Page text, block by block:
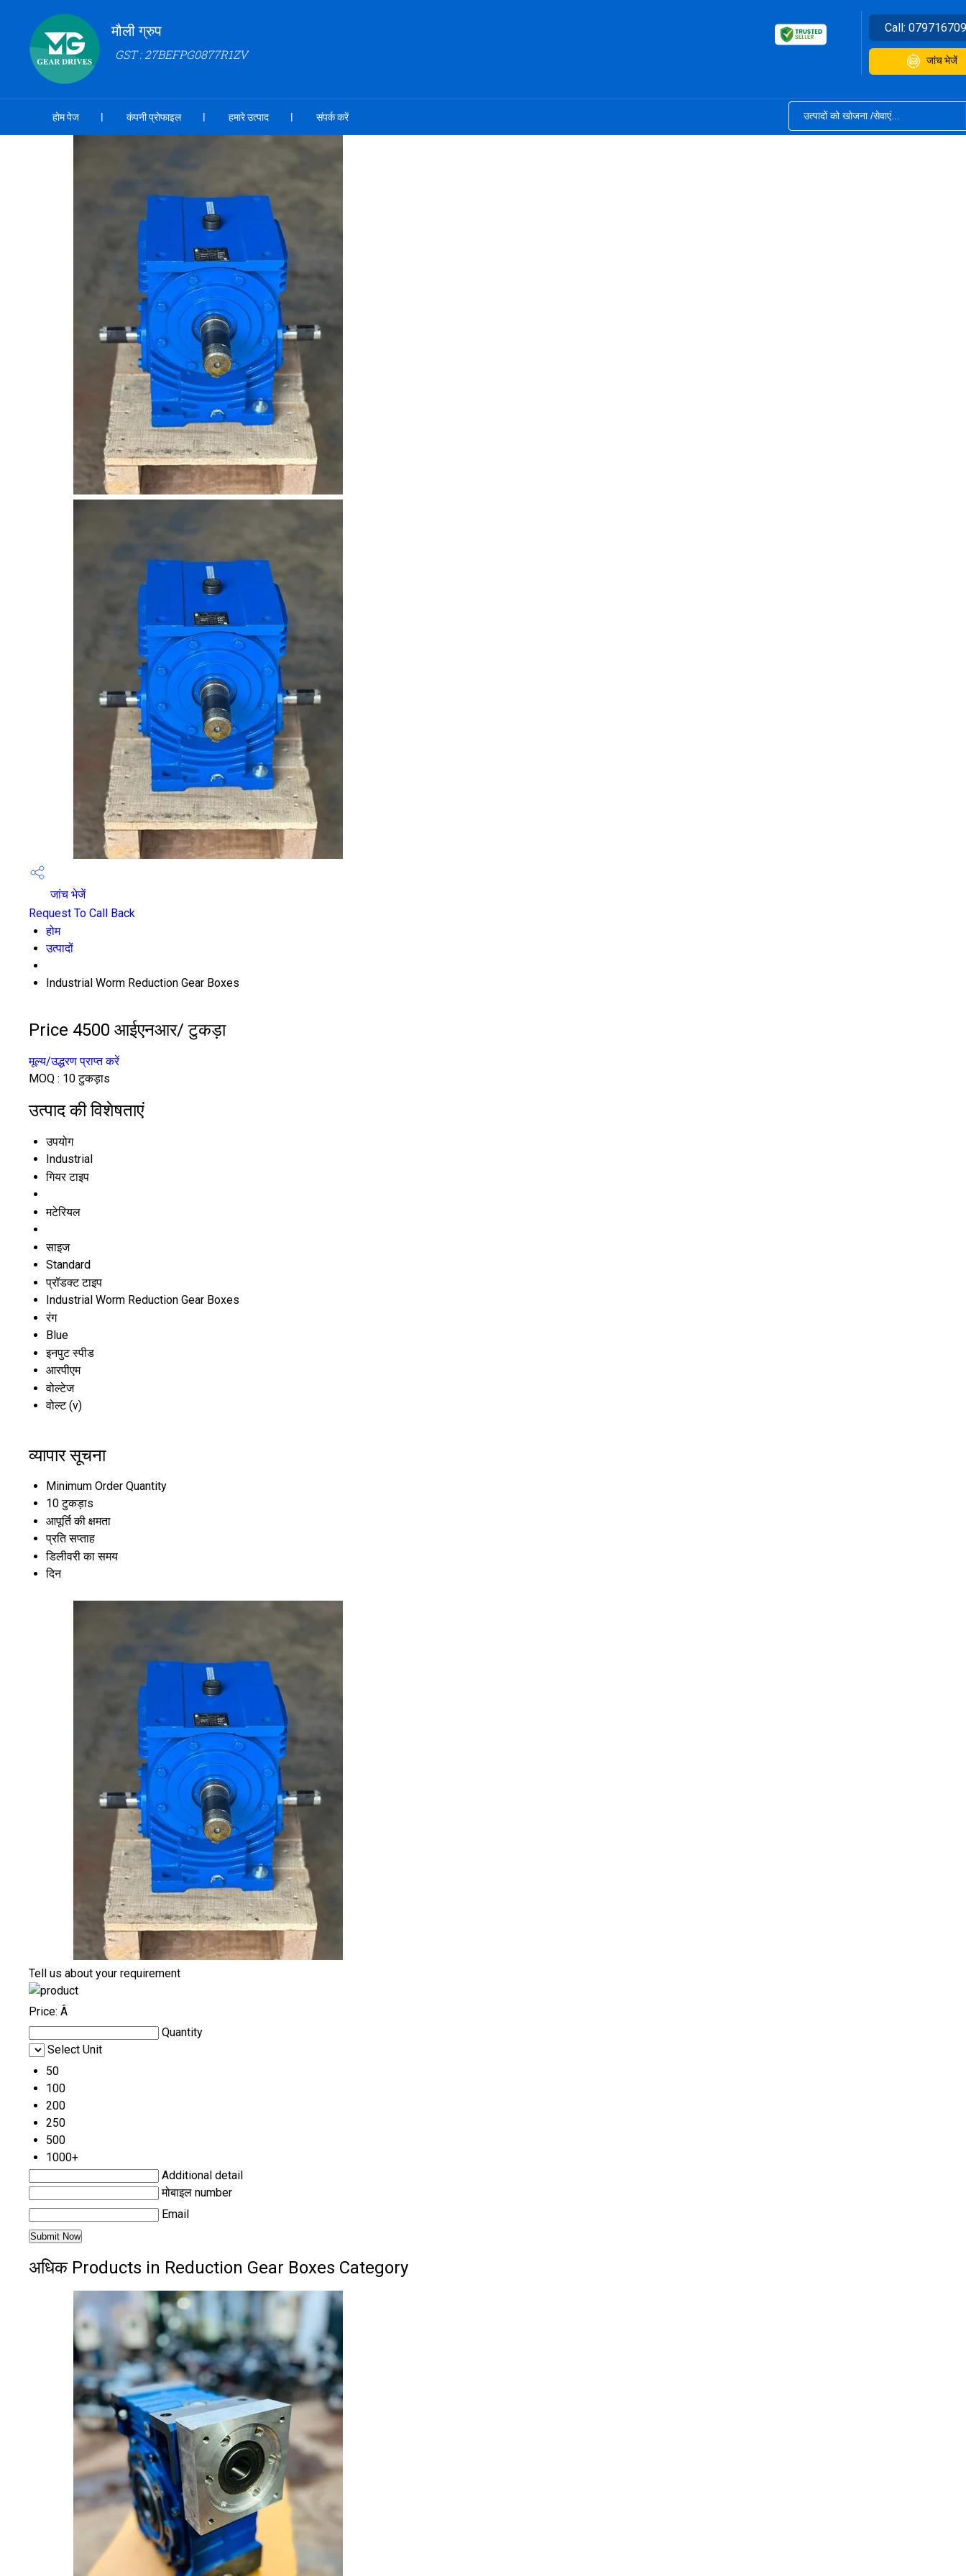
मौली ग्रुप
GST : 27BEFPG0877R1ZV
Call:
जांच भेजें
होम पेज कंपनी प्रोफाइल हमारे उत्पाद संपर्क करें
जांच भेजें
Request To Call Back
होम
उत्पादों
Industrial Worm Reduction Gear Boxes
Price 4500 आईएनआर/ टुकड़ा
मूल्य/उद्धरण प्राप्त करें
MOQ : 10 टुकड़ाs
उत्पाद की विशेषताएं
उपयोग
Industrial
गियर टाइप
मटेरियल
साइज
Standard
प्रॉडक्ट टाइप
Industrial Worm Reduction Gear Boxes
रंग
Blue
इनपुट स्पीड
आरपीएम
वोल्टेज
वोल्ट (v)
व्यापार सूचना
Minimum Order Quantity
10 टुकड़ाs
आपूर्ति की क्षमता
प्रति सप्ताह
डिलीवरी का समय
दिन
Tell us about your requirement
Price: Â
Quantity
Select Unit
50
100
200
250
500
1000+
Additional detail
मोबाइल number
Email
अधिक Products in Reduction Gear Boxes Category